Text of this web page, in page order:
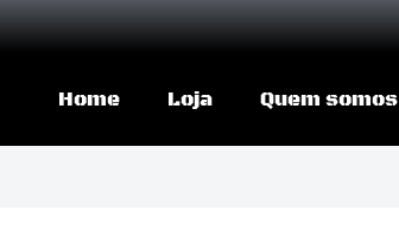
Home Loja Quem somos